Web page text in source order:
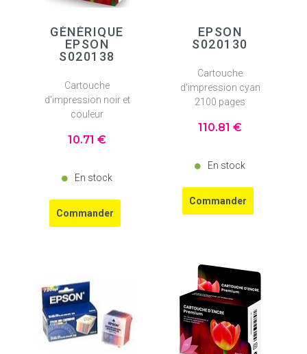
GÉNÉRIQUE
EPSON
S020138
Cartouche
d'impression noir et
couleur
10.71 €
En stock
EPSON
S020130
Cartouche
d'impression cyan
2100 pages
110.81 €
En stock